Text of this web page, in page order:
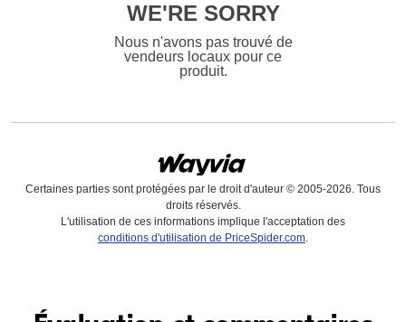
WE'RE SORRY
Nous n'avons pas trouvé de
vendeurs locaux pour ce
produit.
Certaines parties sont protégées par le droit d'auteur © 2005-2026. Tous
droits réservés.
L'utilisation de ces informations implique l'acceptation des
conditions d'utilisation de PriceSpider.com.